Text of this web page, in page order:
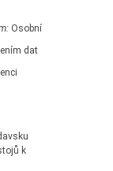
Osobní
dat
k